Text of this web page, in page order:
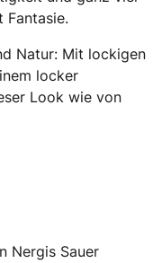
Fantasie.
Natur: Mit lockigen
locker
Look wie von
Nergis Sauer